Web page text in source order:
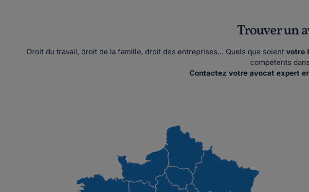
Trouver un
Droit du travail, droit de la famille, droit des entreprises… Quels que soient votre
compétents
Contactez votre avocat expert